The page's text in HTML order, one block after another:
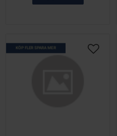
KÖP FLER SPARA MER
Lägg